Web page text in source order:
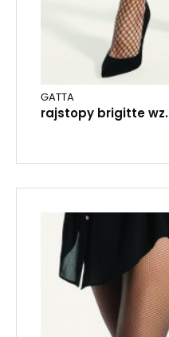
GATTA
rajstopy brigitte